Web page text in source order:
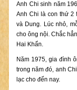
Anh Chi sinh năm
Anh Chi là con thứ 2
và Dung. Lúc nhỏ,
cho ông nội. Chắc
Hai Khẩn.
Năm 1975, gia đình
trong năm đó, anh
lạc cho đến nay.